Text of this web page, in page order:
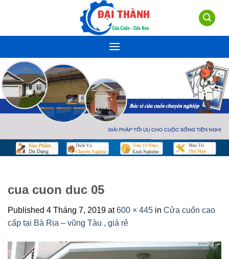
cua cuon duc 05
Published 4 Tháng 7, 2019 at600 × 445 in Cửa cuốn cao
cấp tại Bà Rịa – vũng Tàu , giá rẻ